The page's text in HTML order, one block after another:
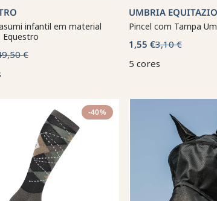
infantil em material
€
UMBRIA
Pincel com Tampa
1,55 €3,10 €
5 cores
-40%